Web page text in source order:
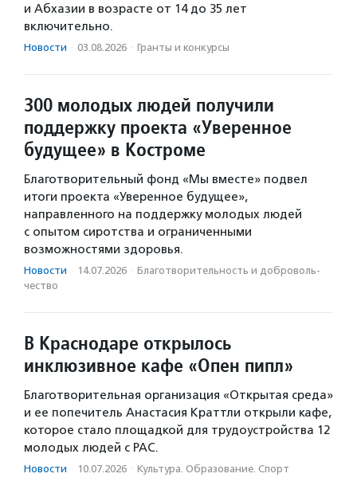
и Абхазии в возрасте от 14 до 35 лет
включительно.
Новости · 03.08.2026 · Гранты и конкурсы
300 молодых людей получили
поддержку проекта «Уверенное
будущее» в Костроме
Благотворительный фонд «Мы вместе» подвел
итоги проекта «Уверенное будущее»,
направленного на поддержку молодых людей
с опытом сиротства и ограниченными
возможностями здоровья.
Новости · 14.07.2026 · Благотвори­тель­ность и доброволь­
чест­во
В Краснодаре открылось
инклюзивное кафе «Опен пипл»
Благотворительная организация «Открытая среда»
и ее попечитель Анастасия Краттли открыли кафе,
которое стало площадкой для трудоустройства 12
молодых людей с РАС.
Новости · 10.07.2026 · Культура. Образование. Спорт